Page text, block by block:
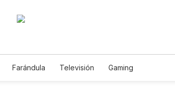
Farándula Televisión Gaming